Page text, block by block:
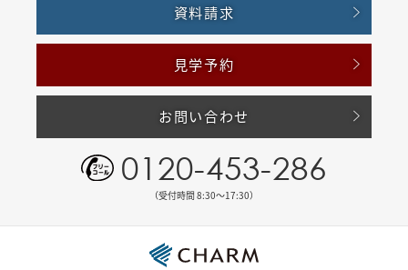
資料請求
見学予約
お問い合わせ
0120-453-286
（受付時間 8:30〜17:30）